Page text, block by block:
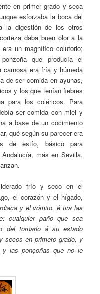
en primer grado y seca
esforzaba la boca del
la digestión de los otros
daba buen olor a la
un magnífico colutorio;
que producía el
carnosa era fría y húmeda
de ser comida en ayunas,
y los que tenían fiebres
para los coléricos. Para
ser comida con miel y
a base de un cocimiento
qué según su parecer era
de estío, básico para
más en Sevilla,
frío y seco en el
el corazón y el hígado,
y el vómito, é tira las
cualquier paño que sea
del tornarlo á su estado
secos en primero grado, y
las ponçoñas que no le